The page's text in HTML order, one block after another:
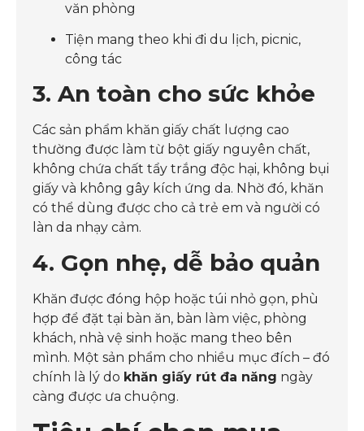
văn phòng
Tiện mang theo khi đi du lịch, picnic,
công tác
3. An toàn cho sức khỏe
Các sản phẩm khăn giấy chất lượng cao
thường được làm từ bột giấy nguyên chất,
không chứa chất tẩy trắng độc hại, không bụi
giấy và không gây kích ứng da. Nhờ đó, khăn
có thể dùng được cho cả trẻ em và người có
làn da nhạy cảm.
4. Gọn nhẹ, dễ bảo quản
Khăn được đóng hộp hoặc túi nhỏ gọn, phù
hợp để đặt tại bàn ăn, bàn làm việc, phòng
khách, nhà vệ sinh hoặc mang theo bên
mình. Một sản phẩm cho nhiều mục đích – đó
chính là lý do khăn giấy rút đa năng ngày
càng được ưa chuộng.